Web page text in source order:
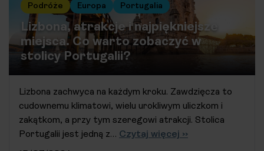
Podróże Europa Portugalia
Lizbona, atrakcje i najpiękniejsze
miejsca. Co warto zobaczyć w
stolicy Portugalii?
Lizbona zachwyca na każdym kroku. Zawdzięcza to
cudownemu klimatowi, wielu urokliwym uliczkom i
zakątkom, a przy tym szeregowi atrakcji. Stolica
Portugalii jest jedną z… Czytaj więcej ››